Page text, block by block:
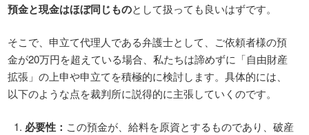
預金と現金はほぼ同じものとして扱っても良いはずです。
そこで、申立て代理人である弁護士として、ご依頼者様の預
金が20万円を超えている場合、私たちは諦めずに「自由財産
拡張」の上申や申立てを積極的に検討します。具体的には、
以下のような点を裁判所に説得的に主張していくのです。
必要性： この預金が、給料を原資とするものであり、破産